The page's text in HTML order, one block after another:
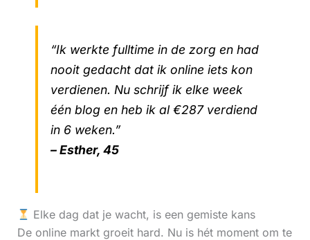
“Ik werkte fulltime in de zorg en had
nooit gedacht dat ik online iets kon
verdienen. Nu schrijf ik elke week
één blog en heb ik al €287 verdiend
in 6 weken.”
– Esther, 45
Elke dag dat je wacht, is een gemiste kans
De online markt groeit hard. Nu is hét moment om te